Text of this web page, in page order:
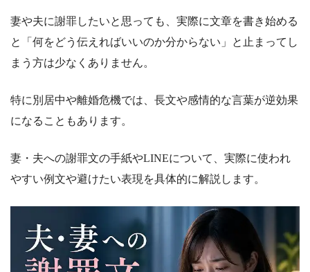
妻や夫に謝罪したいと思っても、実際に文章を書き始める
と「何をどう伝えればいいのか分からない」と止まってし
まう方は少なくありません。
特に別居中や離婚危機では、長文や感情的な言葉が逆効果
になることもあります。
妻・夫への謝罪文の手紙やLINEについて、実際に使われ
やすい例文や避けたい表現を具体的に解説します。